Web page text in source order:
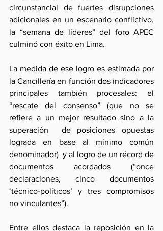
circunstancial de fuertes disrupciones
adicionales en un escenario conflictivo,
la “semana de líderes” del foro APEC
culminó con éxito en Lima.
La medida de ese logro es estimada por
la Cancillería en función dos indicadores
principales también procesales: el
“rescate del consenso” (que no se
refiere a un mejor resultado sino a la
superación  de posiciones opuestas
lograda en base al mínimo común
denominador)  y al logro de un récord de
documentos acordados (“once
declaraciones, cinco documentos
‘técnico-políticos’ y tres compromisos
no vinculantes”).
Entre ellos destaca la reposición en la